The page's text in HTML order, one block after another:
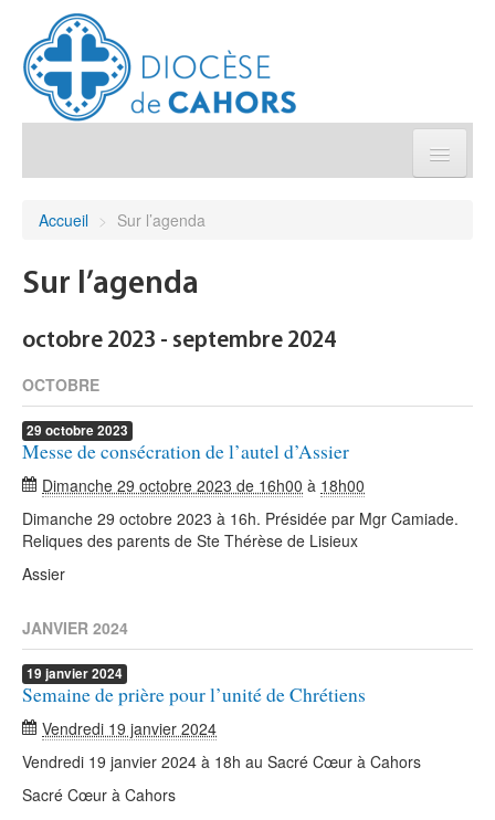
Agenda diocésain
Je donne
Annuaire/Contact
Accueil > Sur l’agenda
Sur l’agenda
octobre 2023 - septembre 2024
OCTOBRE
29 octobre2023
Messe de consécration de l’autel d’Assier
Dimanche 29 octobre 2023 de 16h00 à 18h00
Dimanche 29 octobre 2023 à 16h. Présidée par Mgr Camiade.
Reliques des parents de Ste Thérèse de Lisieux
Assier
JANVIER 2024
19 janvier2024
Semaine de prière pour l’unité de Chrétiens
Vendredi 19 janvier 2024
Vendredi 19 janvier 2024 à 18h au Sacré Cœur à Cahors
Sacré Cœur à Cahors